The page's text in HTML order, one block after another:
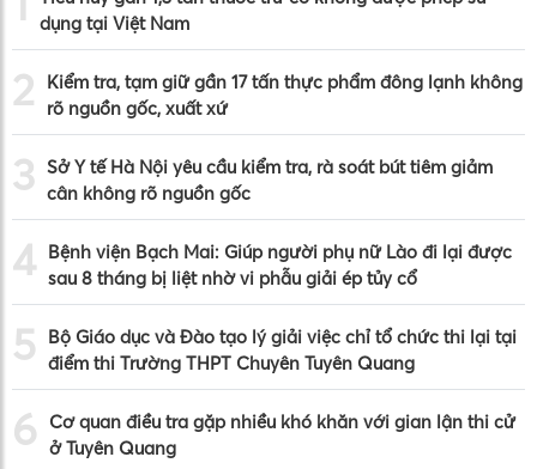
dụng tại Việt Nam
2
Kiểm tra, tạm giữ gần 17 tấn thực phẩm đông lạnh không
rõ nguồn gốc, xuất xứ
3 Sở Y tế Hà Nội yêu cầu kiểm tra, rà soát bút tiêm giảm
cân không rõ nguồn gốc
4 Bệnh viện Bạch Mai: Giúp người phụ nữ Lào đi lại được
sau 8 tháng bị liệt nhờ vi phẫu giải ép tủy cổ
5
Bộ Giáo dục và Đào tạo lý giải việc chỉ tổ chức thi lại tại
điểm thi Trường THPT Chuyên Tuyên Quang
6
Cơ quan điều tra gặp nhiều khó khăn với gian lận thi cử
ở Tuyên Quang